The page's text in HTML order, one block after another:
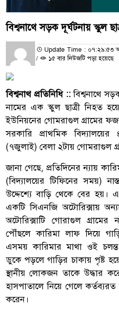
বিশ্বনাথে সড়ক দূর্ঘটনায় স্কুল
Update Time : ০৭:২৯:৫৩
/
১৫ বার নিউজটি পড়া হয়েছে
বিশ্বনাথ প্রতিনিধি ::বিশ্বনাথে
নামের এক স্কুল ছাত্রী নিহত
ইউনিয়নের গোমরাগুল গ্রামের
সরকারি প্রাথমিক বিদ্যালয়ের
(৭জুলাই) বেলা ২টায় গোমরাগুল
জানা গেছে, প্রতিদিনের ন্যায়
(বিদ্যালয়ের টিফিনের সময়)
উদ্দেশ্যে বাড়ি থেকে বের হয়।
একটি সিএনজি অটোরিক্সায়
অটোরিক্সাটি গোরাগুল গ্রামের
পৌঁছলে কারিমা লাফ দিয়ে
এসময় কারিমার মাথা ওই
ডুকে পড়লে গাড়ির চাকায় পৃষ্ট
স্থানীয় লোকজন তাকে উদ্ধার
হাসপাতালে নিয়ে গেলে
করেন।